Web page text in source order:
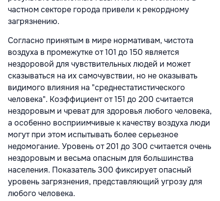
частном секторе города привели к рекордному
загрязнению.
Согласно принятым в мире нормативам, чистота
воздуха в промежутке от 101 до 150 является
нездоровой для чувствительных людей и может
сказываться на их самочувствии, но не оказывать
видимого влияния на "среднестатистического
человека". Коэффициент от 151 до 200 считается
нездоровым и чреват для здоровья любого человека,
а особенно восприимчивые к качеству воздуха люди
могут при этом испытывать более серьезное
недомогание. Уровень от 201 до 300 считается очень
нездоровым и весьма опасным для большинства
населения. Показатель 300 фиксирует опасный
уровень загрязнения, представляющий угрозу для
любого человека.